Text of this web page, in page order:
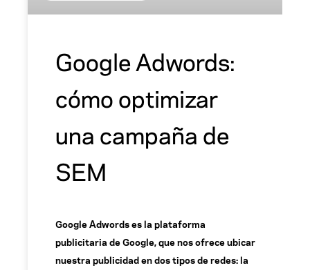
Google Adwords:
cómo optimizar
una campaña de
SEM
Google Adwords es la plataforma
publicitaria de Google, que nos ofrece ubicar
nuestra publicidad en dos tipos de redes: la